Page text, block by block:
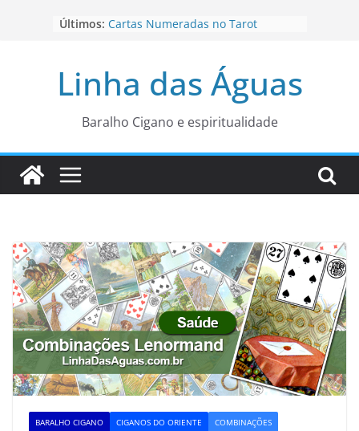
Últimos: Cartas Numeradas no Tarot
para está fase
Os Naipes no Tarot
Cartas da Corte no Tarot
Linha das Águas
Baralho Cigano e espiritualidade
BARALHO CIGANO CIGANOS DO ORIENTE COMBINAÇÕES